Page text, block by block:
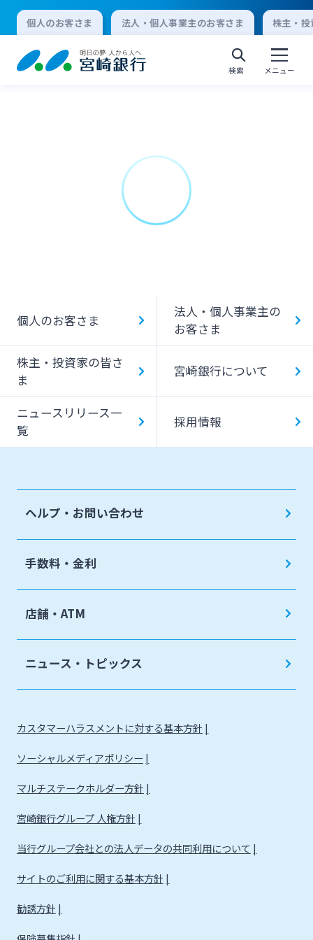
個人のお客さま 法人・個人事業主のお客さま 株主・
検索 メニュー
みやぎんMikatanoシリーズ
ログオン
English
個人のお客さま
宮崎銀行について
ニュースリリース一覧
お問い合わせ先一覧
個人のお客さま
法人・個人事業主の
お客さま
株主・投資家の皆さ
ま
宮崎銀行について
ニュースリリース一
覧
採用情報
ヘルプ・お問い合わせ
手数料・金利
店舗・ATM
ニュース・トピックス
カスタマーハラスメントに対する基本方針
ソーシャルメディアポリシー
マルチステークホルダー方針
宮崎銀行グループ 人権方針
当行グループ会社との法人データの共同利用について
サイトのご利用に関する基本方針
勧誘方針